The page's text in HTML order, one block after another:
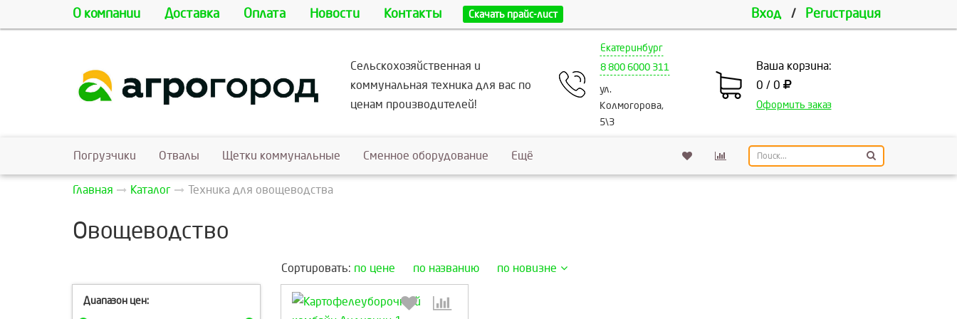
О компании Доставка Оплата Новости Контакты Скачать прайс-лист Вход / Регистрация
Сельскохозяйственная и
коммунальная техника для вас по
ценам производителей!
Екатеринбург
8 800 6000 311
ул.
Колмогорова,
5\3
Ваша корзина:
0 / 0
Оформить заказ
Погрузчики Отвалы Щетки коммунальные Сменное оборудование Ещё
Главная Каталог Техника для овощеводства
Овощеводство
Сортировать: по цене по названию по новизне
Диапазон цен: